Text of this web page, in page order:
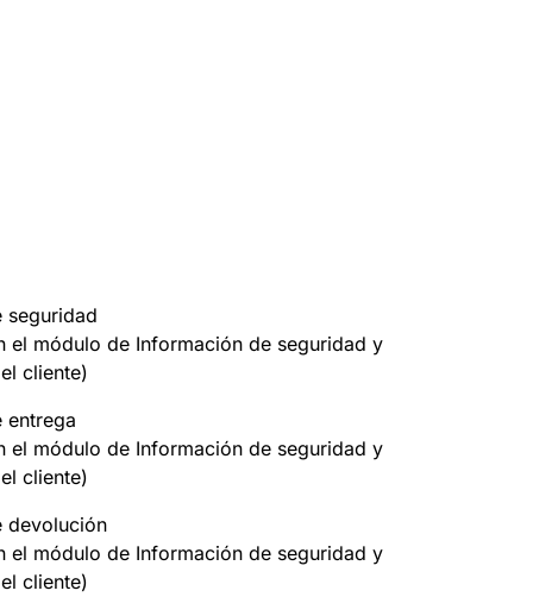
seguridad
el módulo de Información de seguridad y
cliente)
entrega
el módulo de Información de seguridad y
cliente)
devolución
el módulo de Información de seguridad y
cliente)